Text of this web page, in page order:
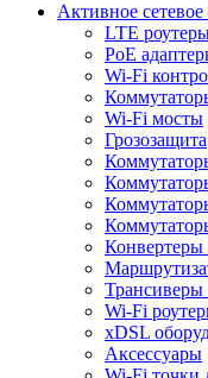
Активное
LTE
PoE
Wi-Fi
Wi-Fi мосты
Грозозащита
Трансиверы
Wi-Fi
xDSL
Аксессуары